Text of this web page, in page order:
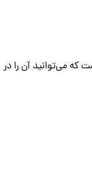
که می‌توانید آن را در